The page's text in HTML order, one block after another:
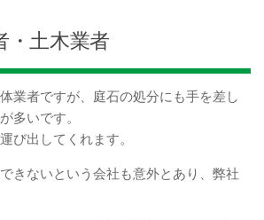
・土木業者
業者ですが、庭石の処分にも手を差し
多いです。
び出してくれます。
きないという会社も意外とあり、弊社